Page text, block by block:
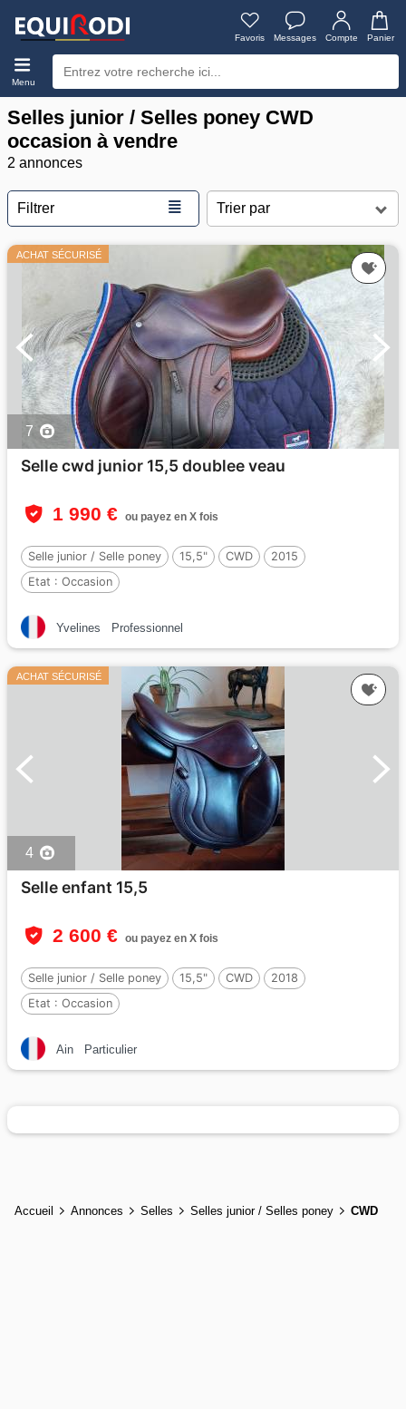
Favoris Messages Compte Panier
Menu
Selles junior / Selles poney CWD
occasion à vendre
2 annonces
Filtrer ≣
ACHAT SÉCURISÉ
7
Selle cwd junior 15,5 doublee veau
1 990 € ou payez en X fois
Selle junior / Selle poney 15,5" CWD
2015
Etat : Occasion
Yvelines Professionnel
ACHAT SÉCURISÉ
4
Selle enfant 15,5
2 600 € ou payez en X fois
Selle junior / Selle poney 15,5" CWD
2018
Etat : Occasion
Ain Particulier
Accueil Annonces Selles Selles junior / Selles poney CWD